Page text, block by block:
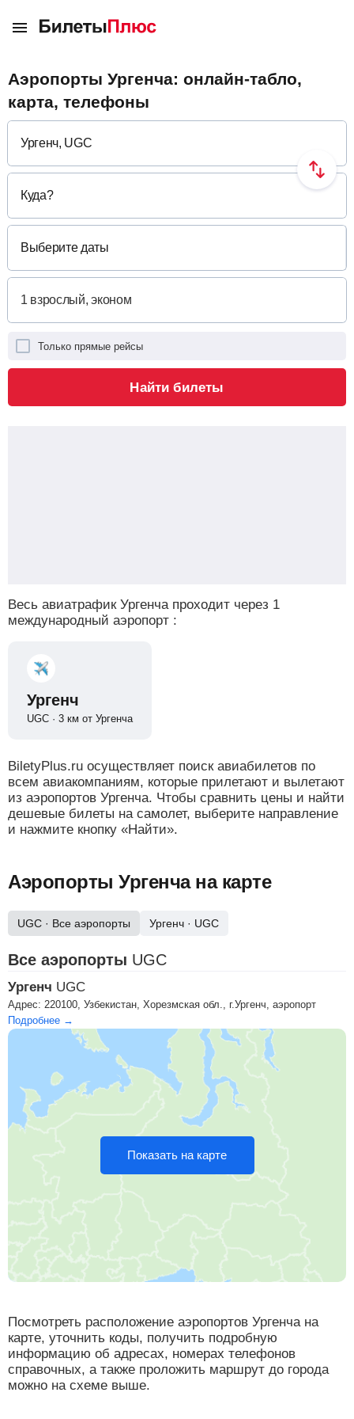
Аэропорты Ургенча: онлайн-табло,
карта, телефоны
Куда?
Выберите даты
Только прямые рейсы
Найти билеты
Весь авиатрафик Ургенча проходит через 1
международный аэропорт :
Ургенч
UGC · 3 км от Ургенча
BiletyPlus.ru осуществляет поиск авиабилетов по
всем авиакомпаниям, которые прилетают и вылетают
из аэропортов Ургенча. Чтобы сравнить цены и найти
дешевые билеты на самолет, выберите направление
и нажмите кнопку «Найти».
Аэропорты Ургенча на карте
UGC · Все аэропорты Ургенч · UGC
Все аэропорты UGC
Ургенч UGC
Адрес: 220100, Узбекистан, Хорезмская обл., г.Ургенч, аэропорт
Подробнее →
Показать на карте
Посмотреть расположение аэропортов Ургенча на
карте, уточнить коды, получить подробную
информацию об адресах, номерах телефонов
справочных, а также проложить маршрут до города
можно на схеме выше.